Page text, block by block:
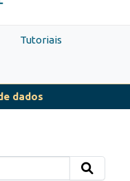
Tutoriais
dados